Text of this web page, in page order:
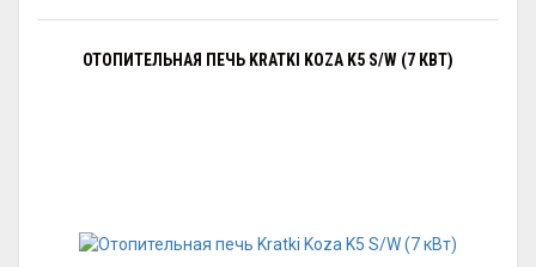
ОТОПИТЕЛЬНАЯ ПЕЧЬ KRATKI KOZA K5 S/W (7 КВТ)